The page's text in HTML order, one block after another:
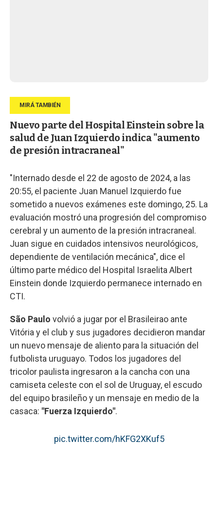
Nuevo parte del Hospital Einstein sobre la
salud de Juan Izquierdo indica "aumento
de presión intracraneal"
"Internado desde el 22 de agosto de 2024, a las
20:55, el paciente Juan Manuel Izquierdo fue
sometido a nuevos exámenes este domingo, 25. La
evaluación mostró una progresión del compromiso
cerebral y un aumento de la presión intracraneal.
Juan sigue en cuidados intensivos neurológicos,
dependiente de ventilación mecánica", dice el
último parte médico del Hospital Israelita Albert
Einstein donde Izquierdo permanece internado en
CTI.
São Paulo volvió a jugar por el Brasileirao ante
Vitória y el club y sus jugadores decidieron mandar
un nuevo mensaje de aliento para la situación del
futbolista uruguayo. Todos los jugadores del
tricolor paulista ingresaron a la cancha con una
camiseta celeste con el sol de Uruguay, el escudo
del equipo brasileño y un mensaje en medio de la
casaca: "Fuerza Izquierdo".
pic.twitter.com/hKFG2XKuf5